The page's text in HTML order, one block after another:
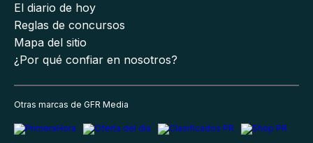
El diario de hoy
Reglas de concursos
Mapa del sitio
¿Por qué confiar en nosotros?
Otras marcas de GFR Media